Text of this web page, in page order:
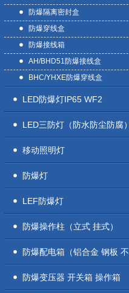
防爆隔离密封盒
防爆穿线盒
防爆接线箱
AH/BHD51防爆接线盒
BHC/YHXE防爆穿线盒
LED防爆灯IP65 WF2
LED三防灯（防水防尘防腐）
移动照明灯
防爆灯
LEF防爆灯
防爆操作柱（立式 挂式）
防爆配电箱（铝合金 钢板 不
锈钢）
防爆变压器 开关箱 操作箱